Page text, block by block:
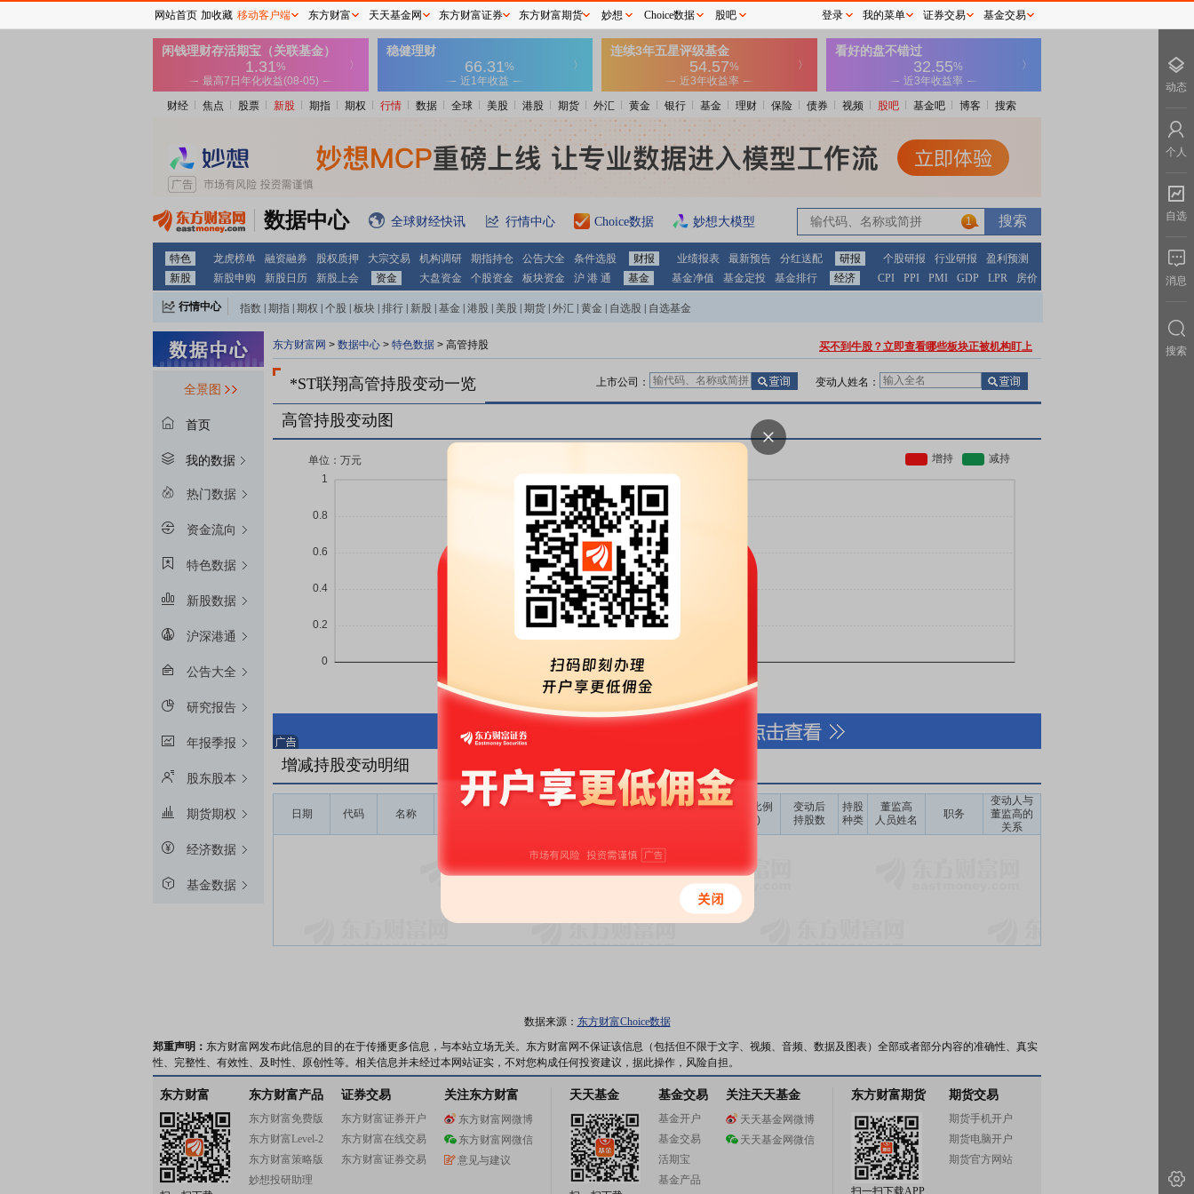
财经 焦点 股票 新股 期指 期权 行情 数据 全球 美股 港股 期货 外汇 黄金 银行 基金 理财 保险 债券 视频 股吧 基金吧 博客 搜索
数据中心 全球财经快讯 行情中心 Choice数据 妙想大模型 1
特色 龙虎榜单 融资融券 股权质押 大宗交易 机构调研 期指持仓 公告大全 条件选股 财报 业绩报表 最新预告 分红送配 研报 个股研报 行业研报
盈利预测
新股
新股申购 新股日历 新股上会 资金 大盘资金 个股资金 板块资金 沪 港 通 基金 基金净值 基金定投 基金排行 经济 CPI PPI PMI GDP LPR 房价
行情中心 指数 期指 期权 个股 板块 排行 新股 基金 港股 美股 期货 外汇 黄金 自选股 自选基金
全景图
首页
我的数据
热门数据
资金流向
特色数据
新股数据
沪深港通
公告大全
研究报告
年报季报
股东股本
期货期权
经济数据
基金数据
东方财富网 > 数据中心 > 特色数据 > 高管持股 买不到牛股？立即查看哪些板块正被机构盯上
*ST联翔高管持股变动一览 变动人姓名：
上市公司：
高管持股变动图
按股份金额(万元) 按股份数量(万股)
增减持股变动明细
日期 代码 名称
成交
变动金额
变动比例
(‰)
变动后
持股数
持股
种类
董监高
人员姓名
职务
变动人与
董监高的
关系
数据来源： 东方财富Choice数据
郑重声明： 东方财富网发布此信息的目的在于传播更多信息，与本站立场无关。东方财富网不保证该信息（包括但不限于文字、视频、音频、数据及图表）全部或者部分内容的准确性、真实
性、完整性、有效性、及时性、原创性等。相关信息并未经过本网站证实，不对您构成任何投资建议，据此操作，风险自担。
东方财富 东方财富产品
东方财富免费版
东方财富Level-2
东方财富策略版
妙想投研助理
证券交易
东方财富证券开户
东方财富在线交易
东方财富证券交易
关注东方财富
东方财富网微博
东方财富网微信
意见与建议
天天基金 基金交易
基金开户
基金交易
活期宝
基金产品
关注天天基金
天天基金网微博
天天基金网微信
东方财富期货
扫一扫下载APP
期货交易
期货手机开户
期货电脑开户
期货官方网站
网站首页 加收藏 移动客户端 东方财富 天天基金网 东方财富证券 东方财富期货 妙想 Choice数据 股吧 登录 我的菜单 证券交易 基金交易
动态
个人
自选
消息
搜索